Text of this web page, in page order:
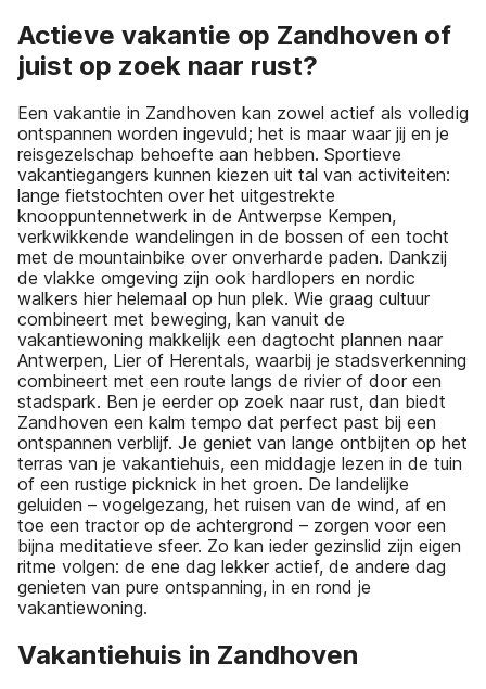
Actieve vakantie op Zandhoven of
juist op zoek naar rust?
Een vakantie in Zandhoven kan zowel actief als volledig
ontspannen worden ingevuld; het is maar waar jij en je
reisgezelschap behoefte aan hebben. Sportieve
vakantiegangers kunnen kiezen uit tal van activiteiten:
lange fietstochten over het uitgestrekte
knooppuntennetwerk in de Antwerpse Kempen,
verkwikkende wandelingen in de bossen of een tocht
met de mountainbike over onverharde paden. Dankzij
de vlakke omgeving zijn ook hardlopers en nordic
walkers hier helemaal op hun plek. Wie graag cultuur
combineert met beweging, kan vanuit de
vakantiewoning makkelijk een dagtocht plannen naar
Antwerpen, Lier of Herentals, waarbij je stadsverkenning
combineert met een route langs de rivier of door een
stadspark. Ben je eerder op zoek naar rust, dan biedt
Zandhoven een kalm tempo dat perfect past bij een
ontspannen verblijf. Je geniet van lange ontbijten op het
terras van je vakantiehuis, een middagje lezen in de tuin
of een rustige picknick in het groen. De landelijke
geluiden – vogelgezang, het ruisen van de wind, af en
toe een tractor op de achtergrond – zorgen voor een
bijna meditatieve sfeer. Zo kan ieder gezinslid zijn eigen
ritme volgen: de ene dag lekker actief, de andere dag
genieten van pure ontspanning, in en rond je
vakantiewoning.
Vakantiehuis in Zandhoven